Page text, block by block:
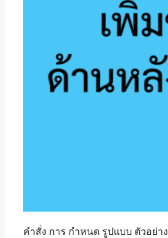
คำสั่ง การ กำหนด รูปแบบ ตัวอย่าง